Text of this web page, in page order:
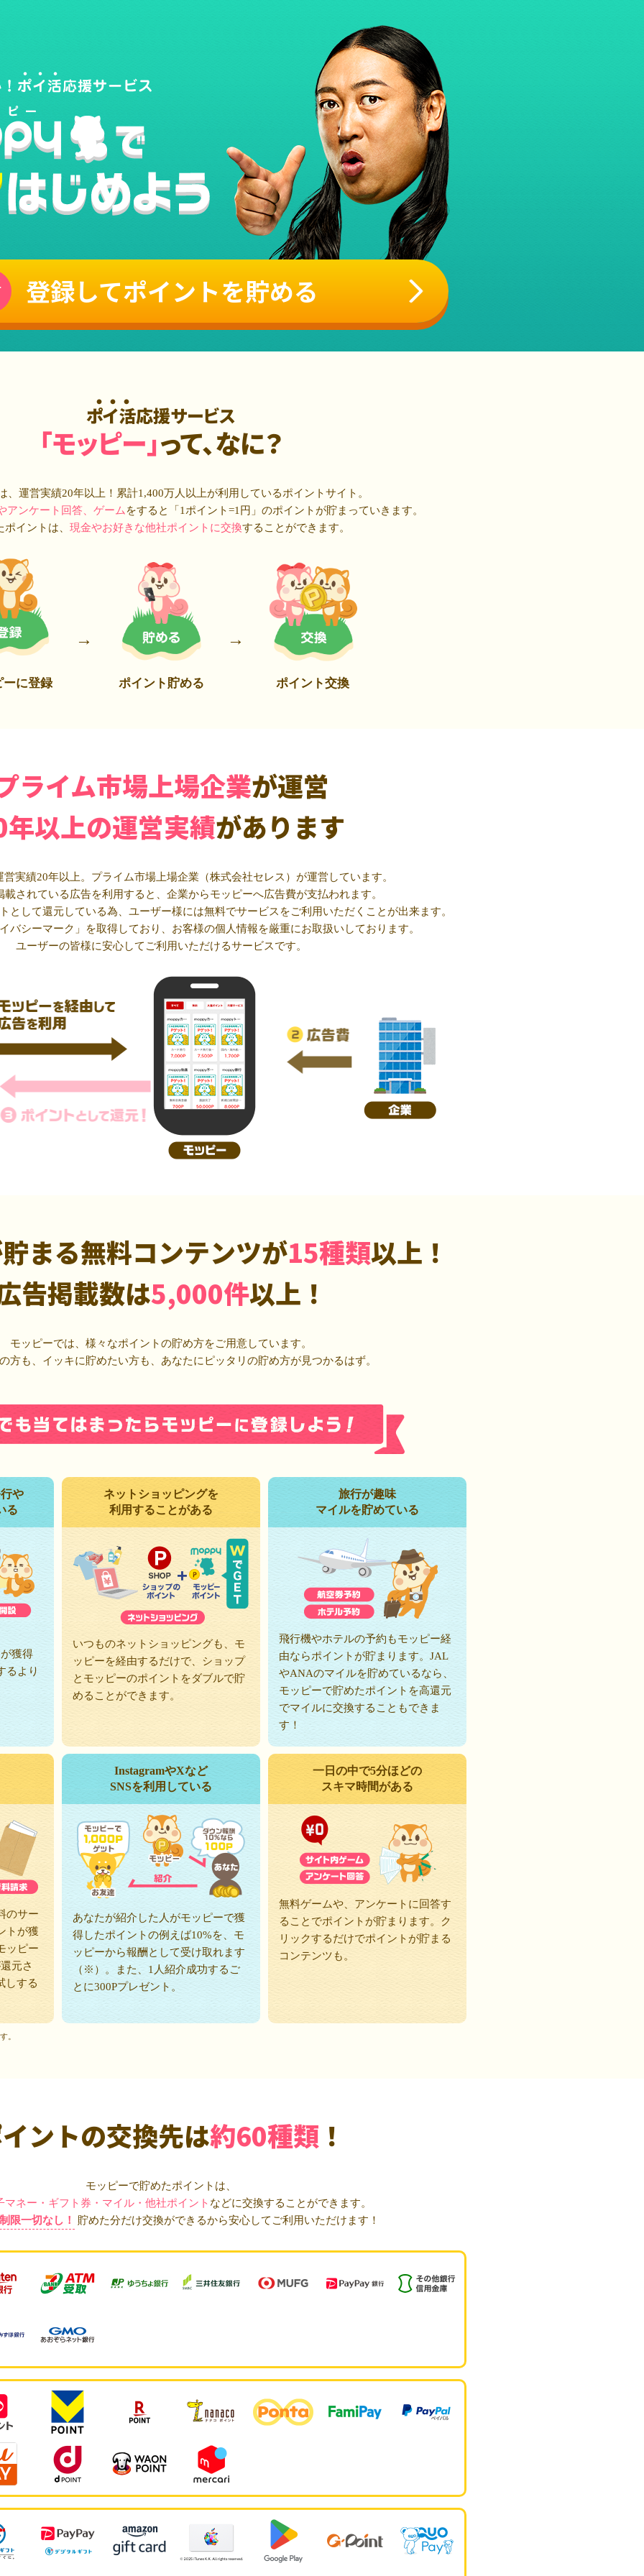
登録してポイントを貯める
ポイ活応援サービス
「モッピー」って、なに？
、運営実績20年以上！累計1,400万人 以上が利用しているポイントサイト。
アンケート回答、ゲーム をすると「1ポイント=1円」のポイントが貯まっていきます。
ポイントは、 現金やお好きな他社ポイントに交換することができます。
ーに登録 ポイント貯める ポイント交換
ライム市場上場企業が運営
以上の運営実績があります
実績20年以上。プライム市場上場企業（株式会社セレス）が運営しています。
載されている広告を利用すると、企業からモッピーへ広告費が支払われます。
として還元している為、ユーザー様には無料でサービスをご利用いただくことが出来ます。
バシーマーク」を取得しており、お客様の個人情報を厳重にお取扱いしております。
ユーザーの皆様に安心してご利用いただけるサービスです。
まる無料コンテンツが15種類以上！
告掲載数は5,000件以上！
モッピーでは、様々なポイントの貯め方をご用意しています。
方も、イッキに貯めたい方も、あなたにピッタリの貯め方が見つかるはず。
や
る
獲得
るより
ネットショッピングを
利用することがある
いつものネットショッピングも、モ
ッピーを経由するだけで、ショップ
とモッピーのポイントをダブルで貯
めることができます。
旅行が趣味
マイルを貯めている
飛行機やホテルの予約もモッピー経
由ならポイントが貯まります。JAL
やANAのマイルを貯めているなら、
モッピーで貯めたポイントを高還元
でマイルに交換することもできま
す！
のサー
トが獲
ッピー
元さ
しする
InstagramやXなど
SNSを利用している
あなたが紹介した人がモッピーで獲
得したポイントの例えば10%を、モ
ッピーから報酬として受け取れます
（※）。また、1人紹介成功するご
とに300Pプレゼント。
一日の中で5分ほどの
スキマ時間がある
無料ゲームや、アンケートに回答す
ることでポイントが貯まります。ク
リックするだけでポイントが貯まる
コンテンツも。
。
ントの交換先は約60種類 ！
モッピーで貯めたポイントは、
マネー・ギフト券・マイル・他社ポイント などに交換することができます。
限一切なし！
貯めた分だけ交換ができるから安心してご利用いただけます！